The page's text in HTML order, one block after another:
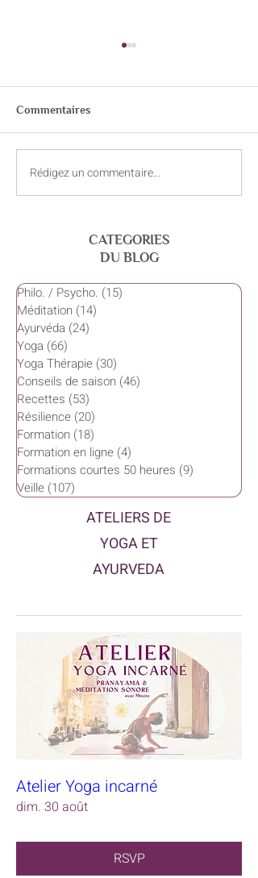
Galettes de légumes et de
Commentaires
Rédigez un commentaire...
CATEGORIES
DU BLOG
Philo. / Psycho. (15)
Méditation (14)
Ayurvéda (24)
Yoga (66)
Yoga Thérapie (30)
Conseils de saison (46)
Recettes (53)
Résilience (20)
Formation (18)
Formation en ligne (4)
Formations courtes 50 heures (9)
Veille (107)
ATELIERS DE
YOGA ET
AYURVEDA
Atelier Yoga incarné
dim. 30 août
RSVP